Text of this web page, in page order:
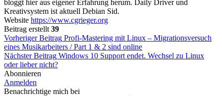
bloggt hier aus eigener Erfahrung herum. Daily Driver und
Kreativsystem ist aktuell Debian Sid.
Website https://www.cgrieger.org
Beitrag erstellt 39
Beitragsnavigation
Vorheriger Beitrag Profi-Mastering mit Linux – Migrationsversuch
eines Musikarbeiters / Part 1 & 2 sind online
Nächster Beitrag Windows 10 Support endet. Wechsel zu Linux
oder lieber nicht?
Abonnieren
Anmelden
Benachrichtige mich bei